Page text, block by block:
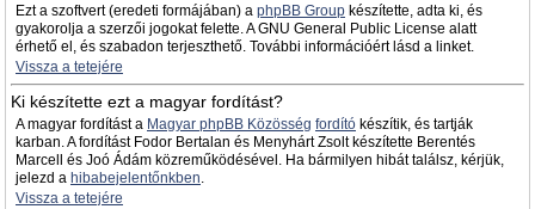
Ezt a szoftvert (eredeti formájában) a phpBB Group készítette, adta ki, és
gyakorolja a szerzői jogokat felette. A GNU General Public License alatt
érhető el, és szabadon terjeszthető. További információért lásd a linket.
Vissza a tetejére
Ki készítette ezt a magyar fordítást?
A magyar fordítást a Magyar phpBB Közösség fordító készítik, és tartják
karban. A fordítást Fodor Bertalan és Menyhárt Zsolt készítette Berentés
Marcell és Joó Ádám közreműködésével. Ha bármilyen hibát találsz, kérjük,
jelezd a hibabejelentőnkben.
Vissza a tetejére